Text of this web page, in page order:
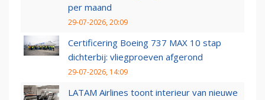
per maand
29-07-2026, 20:09
Certificering Boeing 737 MAX 10 stap
dichterbij: vliegproeven afgerond
29-07-2026, 14:09
LATAM Airlines toont interieur van nieuwe